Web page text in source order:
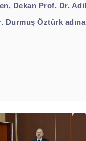
Dekan Prof. Dr.
Öztürk